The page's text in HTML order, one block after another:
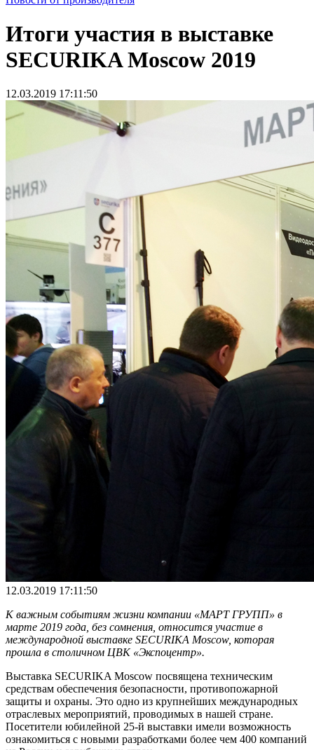
Итоги участия в выставке
SECURIKA Moscow 2019
12.03.2019 17:11:50
12.03.2019 17:11:50
К важным событиям жизни компании «МАРТ ГРУПП» в
марте 2019 года, без сомнения, относится участие в
международной выставке SECURIKA Moscow, которая
прошла в столичном ЦВК «Экспоцентр».
Выставка SECURIKA Moscow посвящена техническим
средствам обеспечения безопасности, противопожарной
защиты и охраны. Это одно из крупнейших международных
отраслевых мероприятий, проводимых в нашей стране.
Посетители юбилейной 25-й выставки имели возможность
ознакомиться с новыми разработками более чем 400 компаний